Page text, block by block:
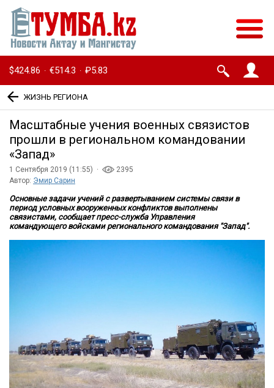
$424.86 · €514.3 · ₽5.83
ЖИЗНЬ РЕГИОНА
Масштабные учения военных связистов
прошли в региональном командовании
«Запад»
1 Сентября 2019 (11:55) ·
2395
Автор: Эмир Сарин
Основные задачи учений с развертыванием системы связи в
период условных вооруженных конфликтов выполнены
связистами, сообщает пресс-служба Управления
командующеговойсками регионального командования "Запад".